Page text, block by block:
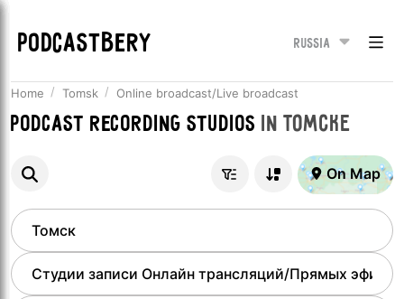
PODCASTBERY Russia
Home Tomsk Online broadcast/Live broadcast
Podcast recording studios inТомске
On Map